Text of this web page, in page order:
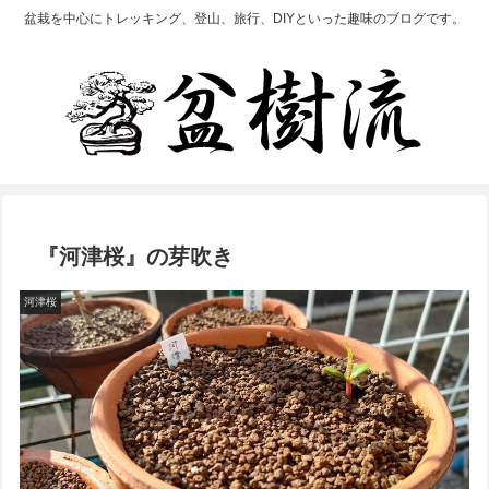
盆栽を中心にトレッキング、登山、旅行、DIYといった趣味のブログです。
『河津桜』の芽吹き
河津桜